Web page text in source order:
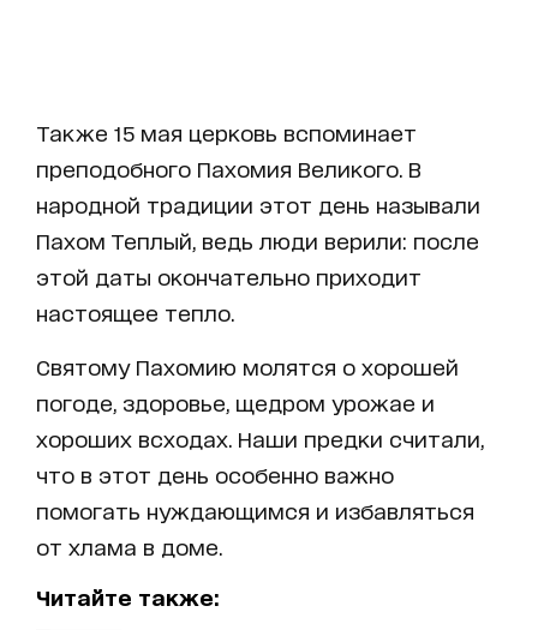
Также 15 мая церковь вспоминает
преподобного Пахомия Великого. В
народной традиции этот день называли
Пахом Теплый, ведь люди верили: после
этой даты окончательно приходит
настоящее тепло.
Святому Пахомию молятся о хорошей
погоде, здоровье, щедром урожае и
хороших всходах. Наши предки считали,
что в этот день особенно важно
помогать нуждающимся и избавляться
от хлама в доме.
Читайте также: